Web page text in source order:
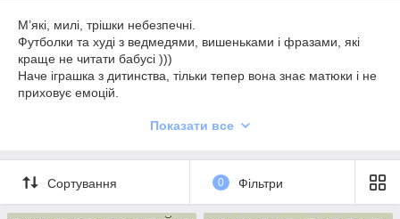
М’які, милі, трішки небезпечні.
Футболки та худі з ведмедями, вишеньками і фразами, які
краще не читати бабусі )))
Наче іграшка з дитинства, тільки тепер вона знає матюки і не
приховує емоцій.
Попередження: може викликати зависоку самооцінку і нових
Показати все
Сортування 0 Фільтри